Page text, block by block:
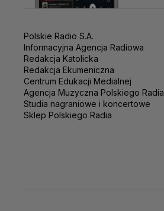
Polskie Radio S.A.
Informacyjna Agencja Radiowa
Redakcja Katolicka
Redakcja Ekumeniczna
Centrum Edukacji Medialnej
Agencja Muzyczna Polskiego Radia
Studia nagraniowe i koncertowe
Sklep Polskiego Radia